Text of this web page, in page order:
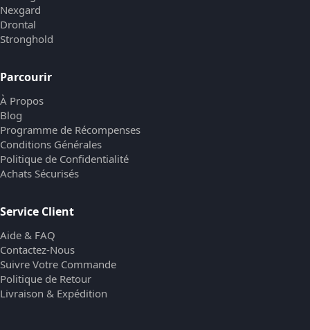
Nexgard
Drontal
Stronghold
Parcourir
À Propos
Blog
Programme de Récompenses
Conditions Générales
Politique de Confidentialité
Achats Sécurisés
Service Client
Aide & FAQ
Contactez-Nous
Suivre Votre Commande
Politique de Retour
Livraison & Expédition